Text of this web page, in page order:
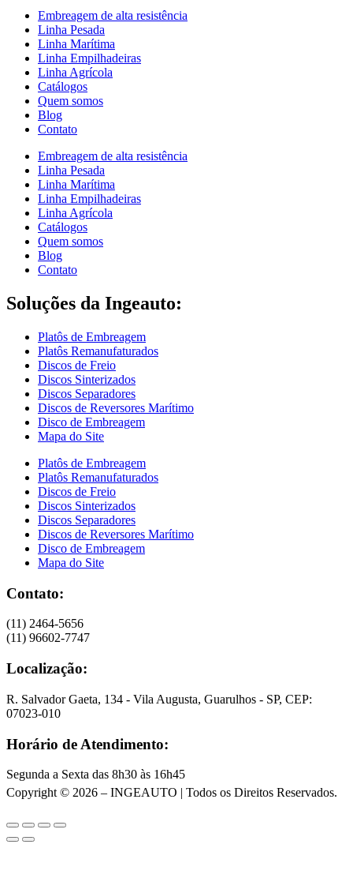
Embreagem de alta resistência
Linha Pesada
Linha Marítima
Linha Empilhadeiras
Linha Agrícola
Catálogos
Quem somos
Blog
Contato
Embreagem de alta resistência
Linha Pesada
Linha Marítima
Linha Empilhadeiras
Linha Agrícola
Catálogos
Quem somos
Blog
Contato
Soluções da Ingeauto:
Platôs de Embreagem
Platôs Remanufaturados
Discos de Freio
Discos Sinterizados
Discos Separadores
Discos de Reversores Marítimo
Disco de Embreagem
Mapa do Site
Platôs de Embreagem
Platôs Remanufaturados
Discos de Freio
Discos Sinterizados
Discos Separadores
Discos de Reversores Marítimo
Disco de Embreagem
Mapa do Site
Contato:
(11) 2464-5656
(11) 96602-7747
Localização:
R. Salvador Gaeta, 134 - Vila Augusta, Guarulhos - SP, CEP:
07023-010
Horário de Atendimento:
Segunda a Sexta das 8h30 às 16h45
Copyright © 2026 – INGEAUTO | Todos os Direitos Reservados.